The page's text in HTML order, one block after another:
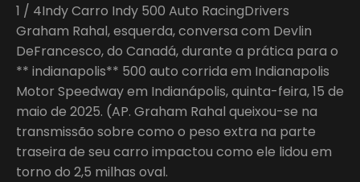
1 / 4Indy Carro Indy 500 Auto RacingDrivers
Graham Rahal, esquerda, conversa com Devlin
DeFrancesco, do Canadá, durante a prática para o
** indianapolis** 500 auto corrida em Indianapolis
Motor Speedway em Indianápolis, quinta-feira, 15 de
maio de 2025. (AP. Graham Rahal queixou-se na
transmissão sobre como o peso extra na parte
traseira de seu carro impactou como ele lidou em
torno do 2,5 milhas oval.